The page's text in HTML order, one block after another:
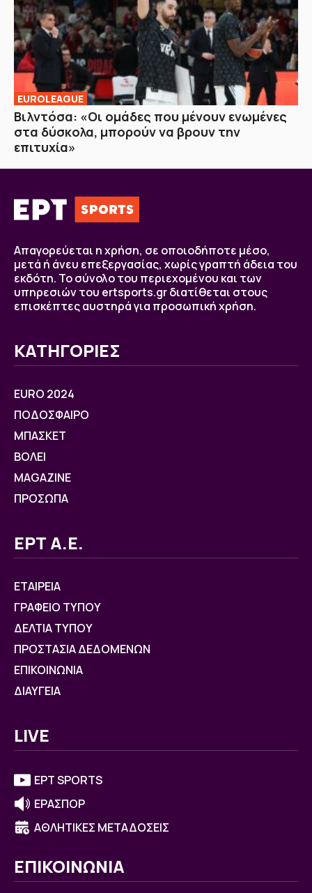
EUROLEAGUE
Bιλντόσα: «Oι ομάδες που μένουν ενωμένες
στα δύσκολα, μπορούν να βρουν την
επιτυχία»
Απαγορεύεται η χρήση, σε οποιοδήποτε μέσο,
μετά ή άνευ επεξεργασίας, χωρίς γραπτή άδεια του
εκδότη. Το σύνολο του περιεχομένου και των
υπηρεσιών του ertsports.gr διατίθεται στους
επισκέπτες αυστηρά για προσωπική χρήση.
ΚΑΤΗΓΟΡΙΕΣ
EURO 2024
ΠΟΔΟΣΦΑΙΡΟ
ΜΠΑΣΚΕΤ
ΒOΛΕΙ
MAGAZINE
ΠΡΟΣΩΠΑ
ΕΡΤ Α.Ε.
ΕΤΑΙΡΕΙΑ
ΓΡΑΦΕΙΟ ΤΥΠΟΥ
ΔΕΛΤΙΑ ΤΥΠΟΥ
ΠΡΟΣΤΑΣΙΑ ΔΕΔΟΜΕΝΩΝ
ΕΠΙΚΟΙΝΩΝΙΑ
ΔΙΑΥΓΕΙΑ
LIVE
ΕΡΤ SPORTS
ΕΡΑΣΠΟΡ
ΑΘΛΗΤΙΚΕΣ ΜΕΤΑΔΟΣΕΙΣ
ΕΠΙΚΟΙΝΩΝΙΑ